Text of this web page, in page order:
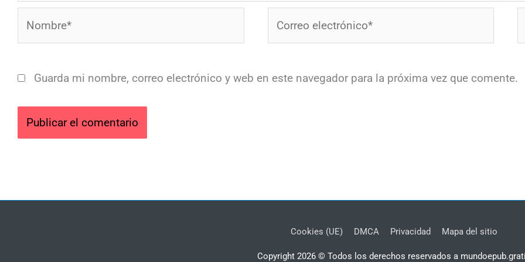
Guarda mi nombre, correo electrónico y web en este navegador para la próxima vez que comente.
Cookies (UE) DMCA Privacidad Mapa del sitio
Copyright 2026 © Todos los derechos reservados a